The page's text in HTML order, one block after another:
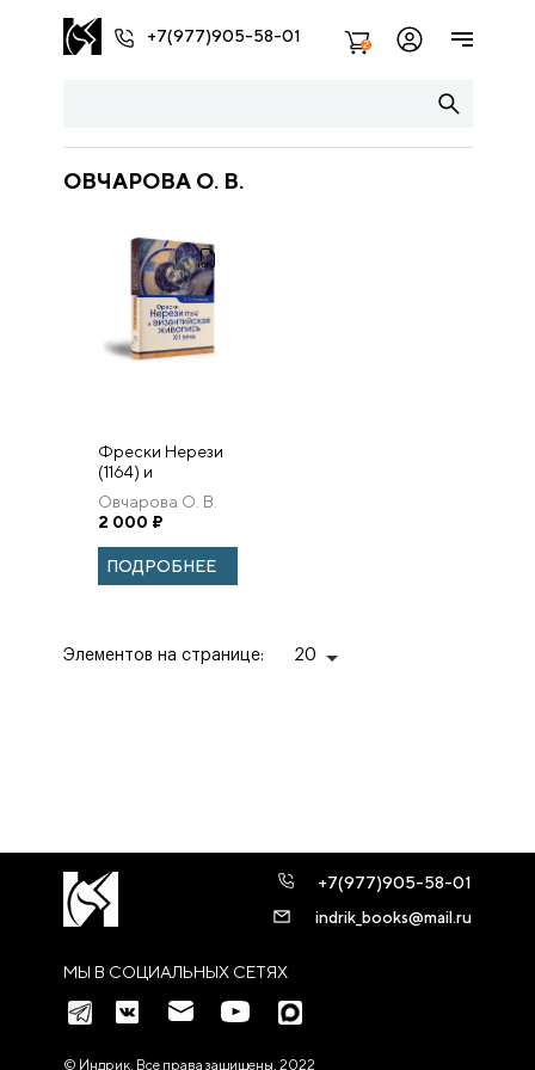
+7(977)905-58-01 2
ОВЧАРОВА О. В.
Фрески Нерези
(1164) и
византийская
живопись XII
века.
Овчарова О. В.
2 000 ₽
ПОДРОБНЕЕ
Элементов на странице: 20
МЫ В СОЦИАЛЬНЫХ СЕТЯХ
+7(977)905-58-01
indrik_books@mail.ru
© Индрик. Все права защищены, 2022